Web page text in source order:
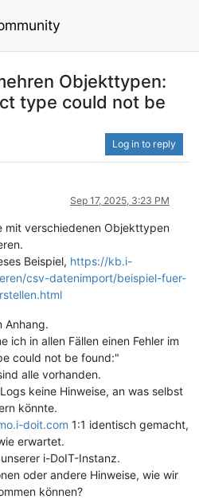
Objekttypen:
type could not be
Log in to reply
Sep 17, 2025, 3:23 PM
mit verschiedenen Objekttypen
Beispiel, https://kb.i-
csv-datenimport/beispiel-fuer-
Anhang.
ich in allen Fällen einen Fehler im
could not be found:"
alle vorhanden.
keine Hinweise, an was selbst
könnte.
doit.com 1:1 identisch gemacht,
erwartet.
i-DoIT-Instanz.
oder andere Hinweise, wie wir
können?